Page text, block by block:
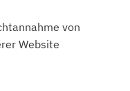
von
Website